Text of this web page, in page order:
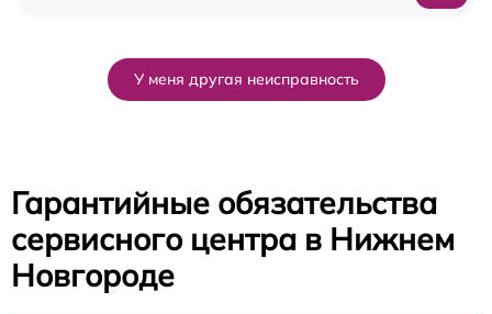
У меня другая неисправность
Гарантийные обязательства
сервисного центра в Нижнем
Новгороде